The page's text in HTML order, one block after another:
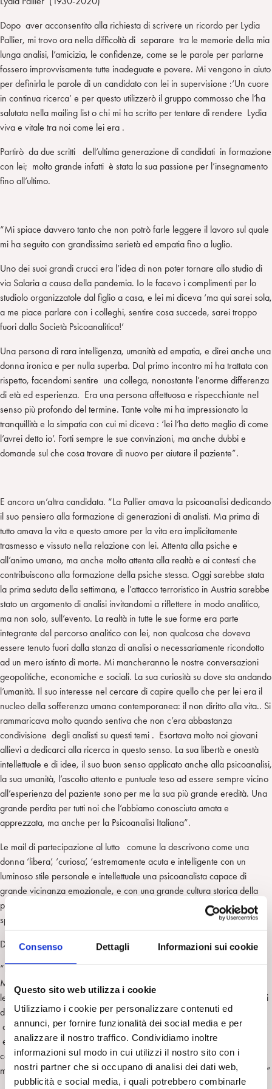
Consenso Dettagli Informazioni sui cookie
Questo sito web utilizza i cookie
Utilizziamo i cookie per personalizzare contenuti ed
annunci, per fornire funzionalità dei social media e per
analizzare il nostro traffico. Condividiamo inoltre
informazioni sul modo in cui utilizzi il nostro sito con i
nostri partner che si occupano di analisi dei dati web,
pubblicità e social media, i quali potrebbero combinarle
Dopo aver acconsentito alla richiesta di scrivere un ricordo per Lydia
Pallier, mi trovo ora nella difficoltà di separare tra le memorie della mia
lunga analisi, l’amicizia, le confidenze, come se le parole per parlarne
fossero improvvisamente tutte inadeguate e povere. Mi vengono in aiuto
per definirla le parole di un candidato con lei in supervisione :‘Un cuore
in continua ricerca’ e per questo utilizzerò il gruppo commosso che l’ha
salutata nella mailing list o chi mi ha scritto per tentare di rendere Lydia
viva e vitale tra noi come lei era .
Partirò da due scritti dell’ultima generazione di candidati in formazione
con lei; molto grande infatti è stata la sua passione per l’insegnamento
fino all’ultimo.
“Mi spiace davvero tanto che non potrò farle leggere il lavoro sul quale
mi ha seguito con grandissima serietà ed empatia fino a luglio.
Uno dei suoi grandi crucci era l’idea di non poter tornare allo studio di
via Salaria a causa della pandemia. Io le facevo i complimenti per lo
studiolo organizzatole dal figlio a casa, e lei mi diceva ‘ma qui sarei sola,
a me piace parlare con i colleghi, sentire cosa succede, sarei troppo
fuori dalla Società Psicoanalitica!’
Una persona di rara intelligenza, umanità ed empatia, e direi anche una
donna ironica e per nulla superba. Dal primo incontro mi ha trattata con
rispetto, facendomi sentire una collega, nonostante l’enorme differenza
di età ed esperienza. Era una persona affettuosa e rispecchiante nel
senso più profondo del termine. Tante volte mi ha impressionato la
tranquillità e la simpatia con cui mi diceva : ‘lei l’ha detto meglio di come
l’avrei detto io’. Forti sempre le sue convinzioni, ma anche dubbi e
domande sul che cosa trovare di nuovo per aiutare il paziente”.
E ancora un’altra candidata. “La Pallier amava la psicoanalisi dedicando
il suo pensiero alla formazione di generazioni di analisti. Ma prima di
tutto amava la vita e questo amore per la vita era implicitamente
trasmesso e vissuto nella relazione con lei. Attenta alla psiche e
all’animo umano, ma anche molto attenta alla realtà e ai contesti che
contribuiscono alla formazione della psiche stessa. Oggi sarebbe stata
la prima seduta della settimana, e l’attacco terroristico in Austria sarebbe
stato un argomento di analisi invitandomi a riflettere in modo analitico,
ma non solo, sull’evento. La realtà in tutte le sue forme era parte
integrante del percorso analitico con lei, non qualcosa che doveva
essere tenuto fuori dalla stanza di analisi o necessariamente ricondotto
ad un mero istinto di morte. Mi mancheranno le nostre conversazioni
geopolitiche, economiche e sociali. La sua curiosità su dove sta andando
l’umanità. Il suo interesse nel cercare di capire quello che per lei era il
nucleo della sofferenza umana contemporanea: il non diritto alla vita.. Si
rammaricava molto quando sentiva che non c’era abbastanza
condivisione degli analisti su questi temi . Esortava molto noi giovani
allievi a dedicarci alla ricerca in questo senso. La sua libertà e onestà
intellettuale e di idee, il suo buon senso applicato anche alla psicoanalisi,
la sua umanità, l’ascolto attento e puntuale teso ad essere sempre vicino
all’esperienza del paziente sono per me la sua più grande eredità. Una
grande perdita per tutti noi che l’abbiamo conosciuta amata e
apprezzata, ma anche per la Psicoanalisi Italiana”.
Le mail di partecipazione al lutto comune la descrivono come una
donna ‘libera’, ‘curiosa’, ‘estremamente acuta e intelligente con un
luminoso stile personale e intellettuale una psicoanalista capace di
grande vicinanza emozionale, e con una grande cultura storica della
psicoanalisi che fluiva dai suoi pensieri e dalle sue parole con grande
spessore, ma anche con limpida semplicità e signorile sapienza’.
Da molti è ricordata anche per un solo incontro ai colloqui di selezione:
“Lydia Pallier è stata una dei miei collocutori ai primi colloqui, insieme a
Matte Blanco e Lussana. Dei giganti, ora come allora. Ricordo ancora
le domande che mi rivolse. Alcune le uso ancora oggi durante i colloqui
di consultazione. Così come non dimenticherò mai la mia commozione
quando mi domandó : “qual è stato il periodo più felice della sua vita?
e quello in cui ha patito di più? “. Ero sicura di non aver superato il
colloquio, ma poi, sulla porta, nel salutarmi mi strinse la mano, sorrise e
mi fece gli auguri. Un grande insegnamento in un incontro di 40 minuti.”